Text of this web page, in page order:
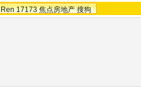
17173 焦点房地产 搜狗